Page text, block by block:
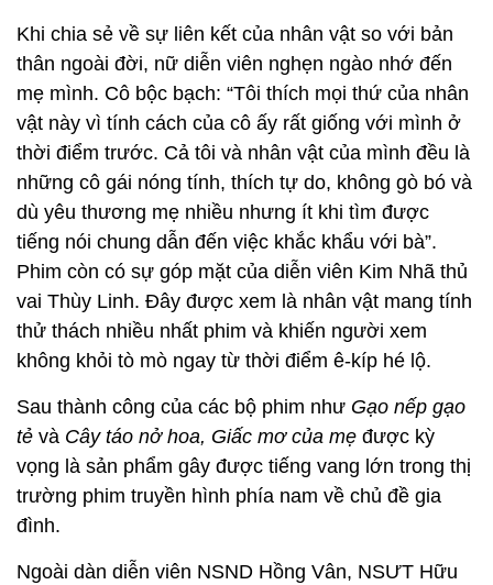
Khi chia sẻ về sự liên kết của nhân vật so với bản
thân ngoài đời, nữ diễn viên nghẹn ngào nhớ đến
mẹ mình. Cô bộc bạch: “Tôi thích mọi thứ của nhân
vật này vì tính cách của cô ấy rất giống với mình ở
thời điểm trước. Cả tôi và nhân vật của mình đều là
những cô gái nóng tính, thích tự do, không gò bó và
dù yêu thương mẹ nhiều nhưng ít khi tìm được
tiếng nói chung dẫn đến việc khắc khẩu với bà”.
Phim còn có sự góp mặt của diễn viên Kim Nhã thủ
vai Thùy Linh. Đây được xem là nhân vật mang tính
thử thách nhiều nhất phim và khiến người xem
không khỏi tò mò ngay từ thời điểm ê-kíp hé lộ.
Sau thành công của các bộ phim như Gạo nếp gạo
tẻ và Cây táo nở hoa, Giấc mơ của mẹ được kỳ
vọng là sản phẩm gây được tiếng vang lớn trong thị
trường phim truyền hình phía nam về chủ đề gia
đình.
Ngoài dàn diễn viên NSND Hồng Vân, NSƯT Hữu